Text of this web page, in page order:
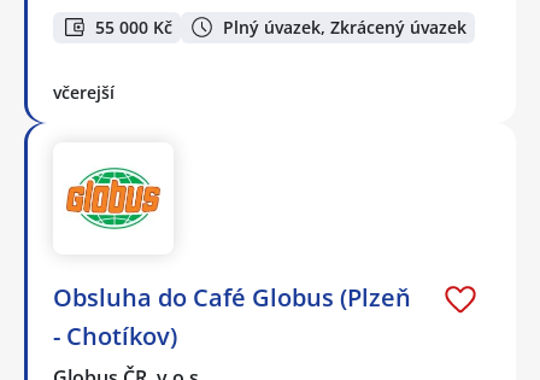
55 000 Kč Plný úvazek, Zkrácený úvazek
včerejší
Obsluha do Café Globus (Plzeň
- Chotíkov)